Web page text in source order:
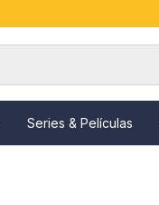
Series & Películas